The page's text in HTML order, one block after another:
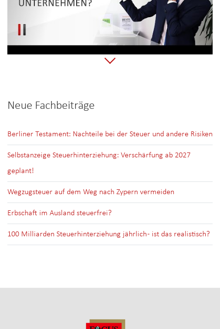
Neue Fachbeiträge
Berliner Testament: Nachteile bei der Steuer und andere Risiken
Selbstanzeige Steuerhinterziehung: Verschärfung ab 2027
geplant!
Wegzugsteuer auf dem Weg nach Zypern vermeiden
Erbschaft im Ausland steuerfrei?
100 Milliarden Steuerhinterziehung jährlich - ist das realistisch?